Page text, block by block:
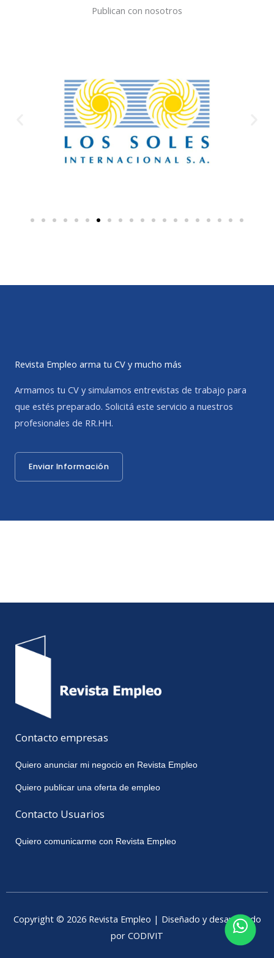
Publican con nosotros
Revista Empleo arma tu CV y mucho más
Armamos tu CV y simulamos entrevistas de trabajo para
que estés preparado. Solicitá este servicio a nuestros
profesionales de RR.HH.
Enviar Información
Contacto empresas
Quiero anunciar mi negocio en Revista Empleo
Quiero publicar una oferta de empleo
Contacto Usuarios
Quiero comunicarme con Revista Empleo
Copyright © 2026 Revista Empleo | Diseñado y desarrollado
por CODIVIT